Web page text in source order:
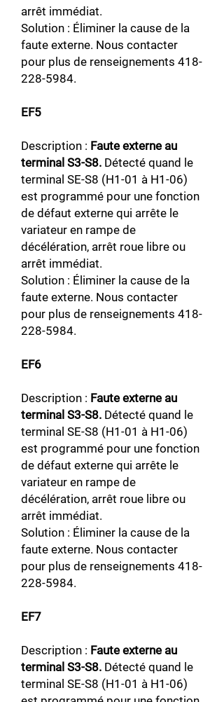
arrêt immédiat.
Solution : Éliminer la cause de la
faute externe. Nous contacter
pour plus de renseignements 418-
228-5984.
EF5
Description : Faute externe au
terminal S3-S8. Détecté quand le
terminal SE-S8 (H1-01 à H1-06)
est programmé pour une fonction
de défaut externe qui arrête le
variateur en rampe de
décélération, arrêt roue libre ou
arrêt immédiat.
Solution : Éliminer la cause de la
faute externe. Nous contacter
pour plus de renseignements 418-
228-5984.
EF6
Description : Faute externe au
terminal S3-S8. Détecté quand le
terminal SE-S8 (H1-01 à H1-06)
est programmé pour une fonction
de défaut externe qui arrête le
variateur en rampe de
décélération, arrêt roue libre ou
arrêt immédiat.
Solution : Éliminer la cause de la
faute externe. Nous contacter
pour plus de renseignements 418-
228-5984.
EF7
Description : Faute externe au
terminal S3-S8. Détecté quand le
terminal SE-S8 (H1-01 à H1-06)